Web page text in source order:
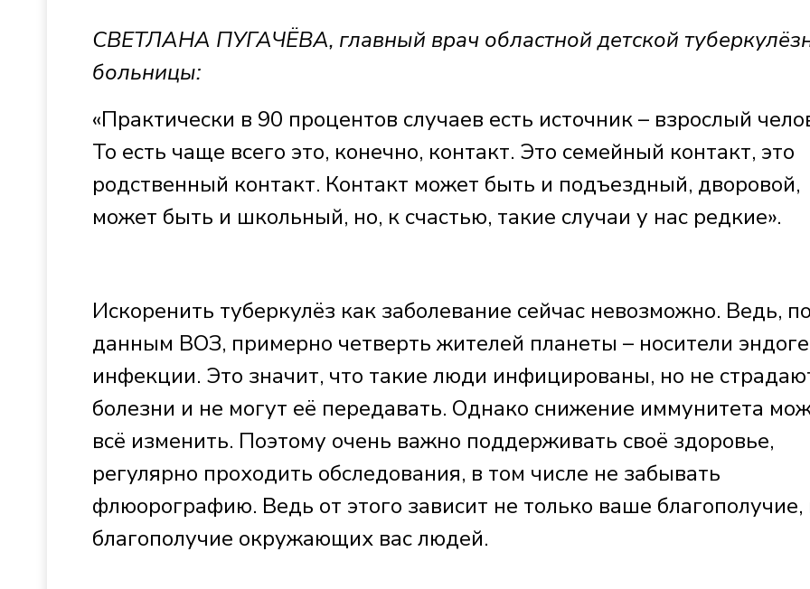
СВЕТЛАНА ПУГАЧЁВА, главный врач областной детской
больницы:
«Практически в 90 процентов случаев есть источник – взрослый
То есть чаще всего это, конечно, контакт. Это семейный контакт, это
родственный контакт. Контакт может быть и подъездный, дворовой,
может быть и школьный, но, к счастью, такие случаи у нас редкие».
Искоренить туберкулёз как заболевание сейчас невозможно. Ведь, по
данным ВОЗ, примерно четверть жителей планеты – носители
инфекции. Это значит, что такие люди инфицированы, но не
болезни и не могут её передавать. Однако снижение иммунитета
всё изменить. Поэтому очень важно поддерживать своё здоровье,
регулярно проходить обследования, в том числе не забывать
флюорографию. Ведь от этого зависит не только ваше благополучие,
благополучие окружающих вас людей.